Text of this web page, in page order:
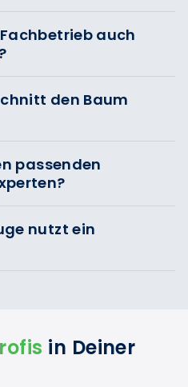
auch
den Baum
passenden
nutzt ein
in Deiner